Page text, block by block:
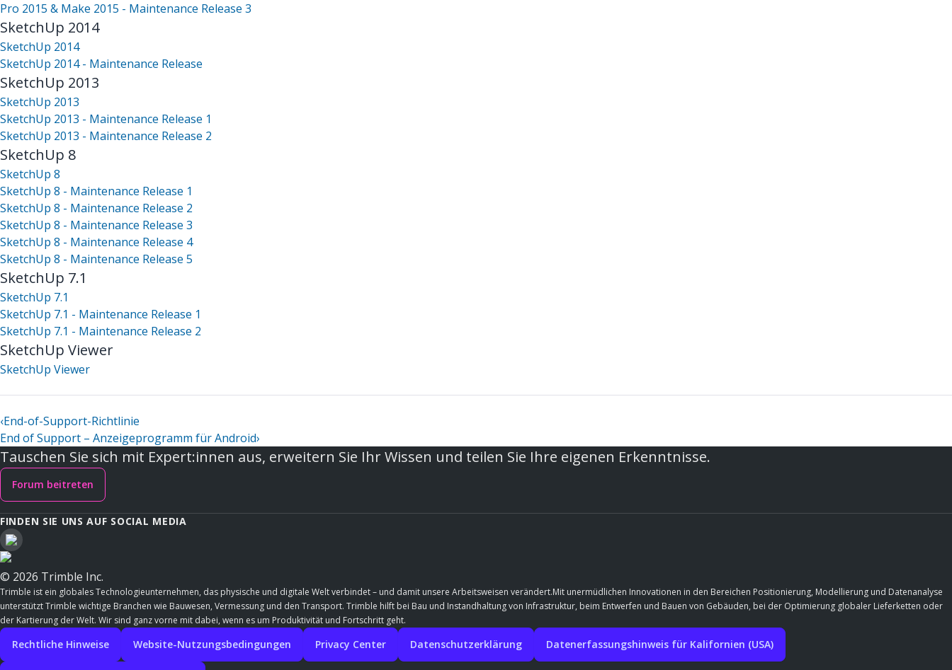
Pro 2015 & Make 2015 - Maintenance Release 3
SketchUp 2014
SketchUp 2014
SketchUp 2014 - Maintenance Release
SketchUp 2013
SketchUp 2013
SketchUp 2013 - Maintenance Release 1
SketchUp 2013 - Maintenance Release 2
SketchUp 8
SketchUp 8
SketchUp 8 - Maintenance Release 1
SketchUp 8 - Maintenance Release 2
SketchUp 8 - Maintenance Release 3
SketchUp 8 - Maintenance Release 4
SketchUp 8 - Maintenance Release 5
SketchUp 7.1
SketchUp 7.1
SketchUp 7.1 - Maintenance Release 1
SketchUp 7.1 - Maintenance Release 2
SketchUp Viewer
SketchUp Viewer
‹End-of-Support-Richtlinie
End of Support – Anzeigeprogramm für Android›
Tauschen Sie sich mit Expert:innen aus, erweitern Sie Ihr Wissen und teilen Sie Ihre eigenen Erkenntnisse.
Forum beitreten
FINDEN SIE UNS AUF SOCIAL MEDIA
© 2026 Trimble Inc.
Trimble ist ein globales Technologieunternehmen, das physische und digitale Welt verbindet – und damit unsere Arbeitsweisen verändert.Mit unermüdlichen Innovationen in den Bereichen Positionierung, Modellierung und Datenanalyse
unterstützt Trimble wichtige Branchen wie Bauwesen, Vermessung und den Transport. Trimble hilft bei Bau und Instandhaltung von Infrastruktur, beim Entwerfen und Bauen von Gebäuden, bei der Optimierung globaler Lieferketten oder
der Kartierung der Welt. Wir sind ganz vorne mit dabei, wenn es um Produktivität und Fortschritt geht.
Rechtliche Hinweise Website-Nutzungsbedingungen Privacy Center Datenschutzerklärung Datenerfassungshinweis für Kalifornien (USA)